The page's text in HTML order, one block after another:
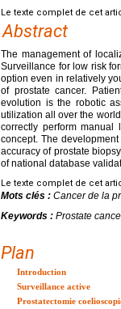
Le texte complet de cet
Abstract
The management of
Surveillance for low risk
option even in relatively
of prostate cancer.
evolution is the robotic
utilization all over the
correctly perform
concept. The
accuracy of prostate
of national database
Le texte complet de cet
Mots clés : Cancer de la
Keywords : Prostate
Plan
Introduction
Surveillance active
Prostatectomie